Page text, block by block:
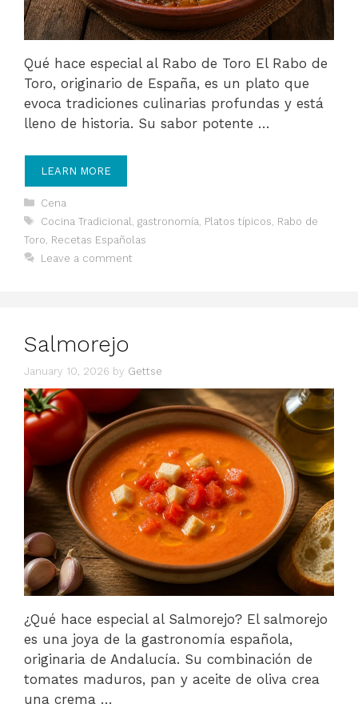
Qué hace especial al Rabo de Toro El Rabo de
Toro, originario de España, es un plato que
evoca tradiciones culinarias profundas y está
lleno de historia. Su sabor potente …
LEARN MORE
Categories
Cena
Tags
Cocina Tradicional gastronomía Platos típicos Rabo de
Toro Recetas Españolas
Leave a comment
Salmorejo
January 10, 2026 by Gettse
¿Qué hace especial al Salmorejo? El salmorejo
es una joya de la gastronomía española,
originaria de Andalucía. Su combinación de
tomates maduros, pan y aceite de oliva crea
una crema …